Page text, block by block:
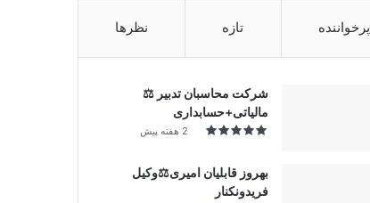
پرخواننده تازه نظرها
شرکت محاسبان تدبیر ⚖️
مالیاتی+حسابداری
2 هفته پیش
بهروز قابلیان امیری⚖️وکیل
فریدونکنار